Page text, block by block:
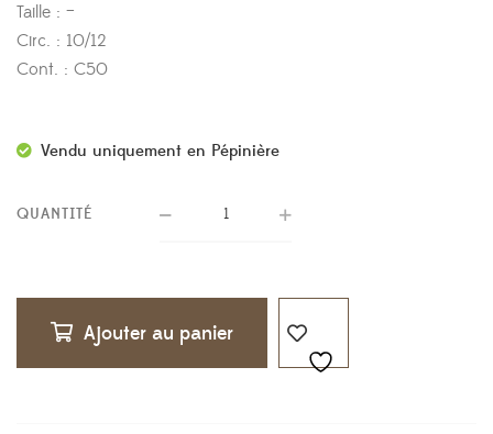
Taille : –
Circ. : 10/12
Cont. : C50
Vendu uniquement en Pépinière
QUANTITÉ
Ajouter au panier